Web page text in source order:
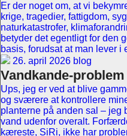
Er der noget om, at vi
krige, tragedier, fattigdom,
naturkatastrofer,
betyder det egentligt for den
basis, forudsat at man lever
26. april 2026 blog
Vandkande-problem
Ups, jeg er ved at blive
og sværere at kontrollere
planterne på anden sal – jeg
vand udenfor overalt.
kæreste, SiRi, ikke har